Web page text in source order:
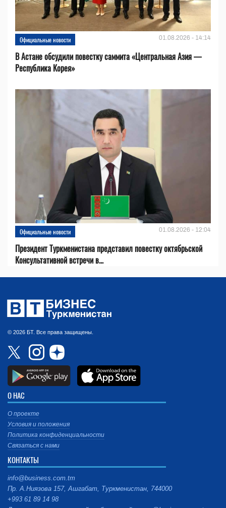
Официальные новости 01.08.2026 - 14:14
В Астане обсудили повестку саммита «Центральная Азия —
Республика Корея»
Официальные новости 01.08.2026 - 12:04
Президент Туркменистана представил повестку октябрьской
Консультативной встречи в...
© 2026 БТ. Все права защищены.
О НАС
О проекте
Условия и положения
Политика конфиденциальности
Связаться с нами
КОНТАКТЫ
info@business.com.tm
Пр. А.Ниязова 157, Ашгабат, Туркменистан, 744000
+993 61 89 14 98